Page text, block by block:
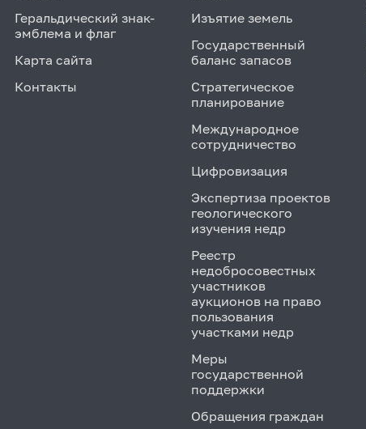
Геральдический знак-
эмблема и флаг
Карта сайта
Контакты
Изъятие земель
Государственный
баланс запасов
Стратегическое
планирование
Международное
сотрудничество
Цифровизация
Экспертиза проектов
геологического
изучения недр
Реестр
недобросовестных
участников
аукционов на право
пользования
участками недр
Меры
государственной
поддержки
Обращения граждан